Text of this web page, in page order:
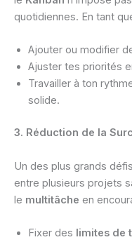
quotidiennes. En tant
Ajouter ou modifier
Ajuster tes priorités
Travailler à ton
solide.
3. Réduction de la
Un des plus grands
entre plusieurs projets
le multitâche en
Fixer des limites de